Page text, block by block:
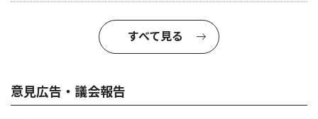
すべて見る
意見広告・議会報告